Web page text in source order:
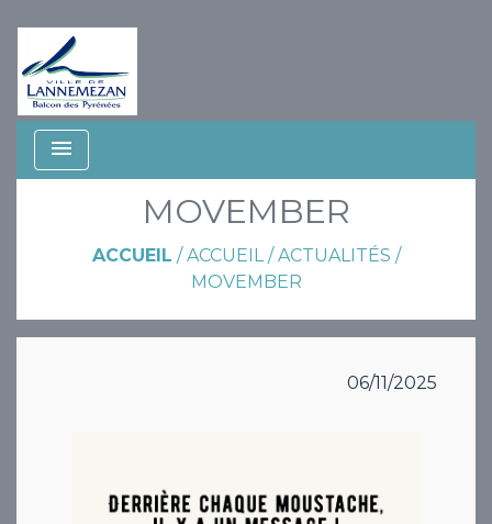
menu
MOVEMBER
ACCUEIL /ACCUEIL/ACTUALITÉS /
MOVEMBER
06/11/2025